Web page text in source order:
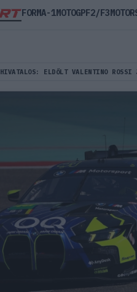
HIVATALOS: ELDŐLT VALENTINO ROSSI
FORMA-1MOTOGPF2/F3